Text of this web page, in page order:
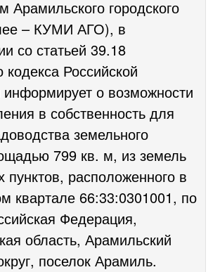
Арамильского городского
– КУМИ АГО), в
со статьей 39.18
кодекса Российской
о возможности
в собственность для
земельного
799 кв. м, из земель
пунктов, расположенного в
квартале 66:33:0301001, по
Федерация,
область, Арамильский
поселок Арамиль.